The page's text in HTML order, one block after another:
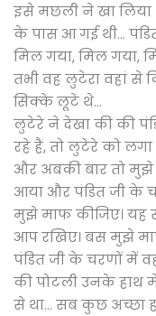
इसे मछली ने खा लिया
के पास आ गई थी...
मिल गया, मिल गया,
तभी वह लुटेरा वहां से
सिक्के लूटे थे...
लुटेरे ने देखा की की
रहे हैं, तो लुटेरे को लगा
और अबकी बार तो मुझे
आया और पंडित जी के
मुझे माफ कीजिए। यह
आप रखिए। बस मुझे
पंडित जी के चरणों में
की पोटली उनके हाथ
से था... सब कुछ अच्छा